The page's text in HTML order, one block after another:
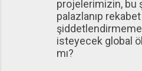
projelerimizin, bu
palazlanıp
isteyecek global
mı?